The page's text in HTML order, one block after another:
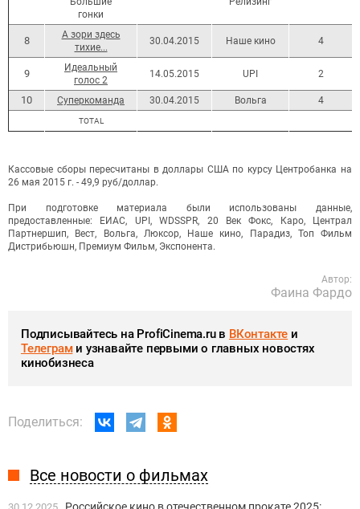
гонки
8
А зори здесь
тихие...
30.04.2015 Наше кино 4
9
Идеальный
голос 2
14.05.2015 UPI 2
10 Суперкоманда 30.04.2015 Вольга 4
ТОТАL
Кассовые сборы пересчитаны в доллары США по курсу Центробанка на
26 мая 2015 г. - 49,9 руб/доллар.
При подготовке материала были использованы данные,
предоставленные: ЕИАС, UPI, WDSSPR, 20 Век Фокс, Каро, Централ
Партнершип, Вест, Вольга, Люксор, Наше кино, Парадиз, Топ Фильм
Дистрибьюшн, Премиум Фильм, Экспонента.
Автор:
Фаина Фардо
Подписывайтесь на ProfiCinema.ru в ВКонтакте и
Телеграми узнавайте первыми о главных новостях
кинобизнеса
Поделиться:
Все новости о фильмах
Российское кино в отечественном прокате 2025: